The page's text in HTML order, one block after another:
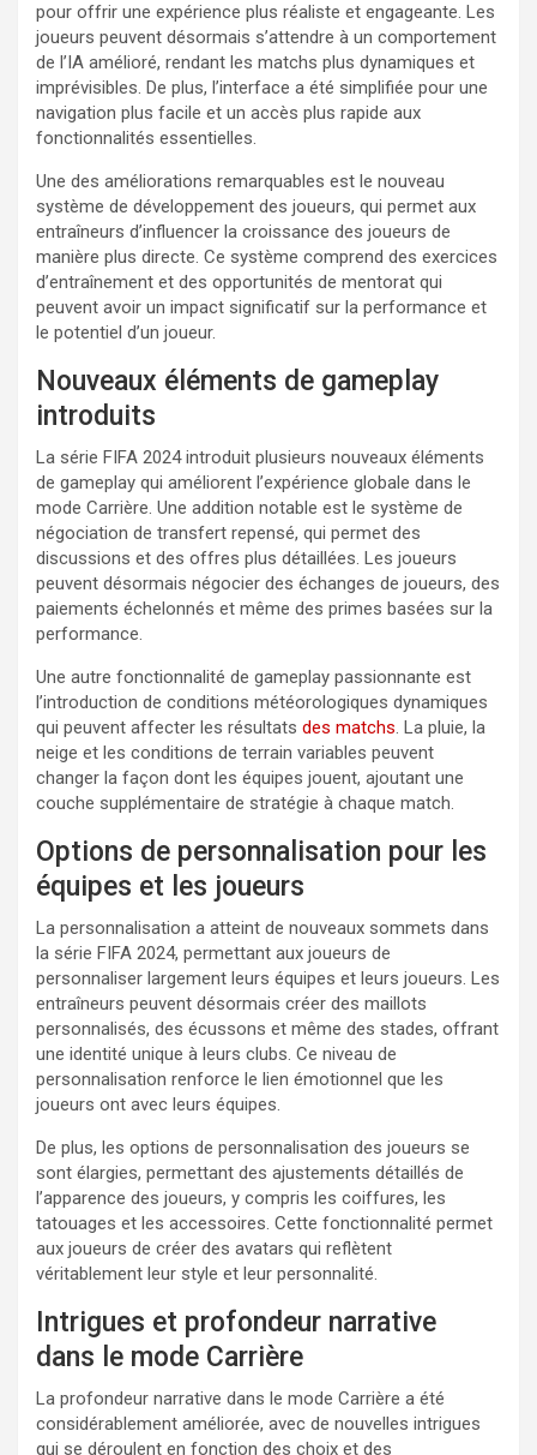
pour offrir une expérience plus réaliste et engageante. Les
joueurs peuvent désormais s’attendre à un comportement
de l’IA amélioré, rendant les matchs plus dynamiques et
imprévisibles. De plus, l’interface a été simplifiée pour une
navigation plus facile et un accès plus rapide aux
fonctionnalités essentielles.
Une des améliorations remarquables est le nouveau
système de développement des joueurs, qui permet aux
entraîneurs d’influencer la croissance des joueurs de
manière plus directe. Ce système comprend des exercices
d’entraînement et des opportunités de mentorat qui
peuvent avoir un impact significatif sur la performance et
le potentiel d’un joueur.
Nouveaux éléments de gameplay
introduits
La série FIFA 2024 introduit plusieurs nouveaux éléments
de gameplay qui améliorent l’expérience globale dans le
mode Carrière. Une addition notable est le système de
négociation de transfert repensé, qui permet des
discussions et des offres plus détaillées. Les joueurs
peuvent désormais négocier des échanges de joueurs, des
paiements échelonnés et même des primes basées sur la
performance.
Une autre fonctionnalité de gameplay passionnante est
l’introduction de conditions météorologiques dynamiques
qui peuvent affecter les résultats des matchs. La pluie, la
neige et les conditions de terrain variables peuvent
changer la façon dont les équipes jouent, ajoutant une
couche supplémentaire de stratégie à chaque match.
Options de personnalisation pour les
équipes et les joueurs
La personnalisation a atteint de nouveaux sommets dans
la série FIFA 2024, permettant aux joueurs de
personnaliser largement leurs équipes et leurs joueurs. Les
entraîneurs peuvent désormais créer des maillots
personnalisés, des écussons et même des stades, offrant
une identité unique à leurs clubs. Ce niveau de
personnalisation renforce le lien émotionnel que les
joueurs ont avec leurs équipes.
De plus, les options de personnalisation des joueurs se
sont élargies, permettant des ajustements détaillés de
l’apparence des joueurs, y compris les coiffures, les
tatouages et les accessoires. Cette fonctionnalité permet
aux joueurs de créer des avatars qui reflètent
véritablement leur style et leur personnalité.
Intrigues et profondeur narrative
dans le mode Carrière
La profondeur narrative dans le mode Carrière a été
considérablement améliorée, avec de nouvelles intrigues
qui se déroulent en fonction des choix et des